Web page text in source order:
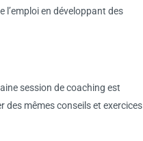
l’emploi en développant des
session de coaching est
des mêmes conseils et exercices